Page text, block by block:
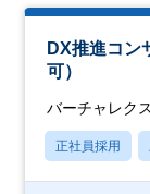
DX推進コン
可）
バーチャレク
正社員採用